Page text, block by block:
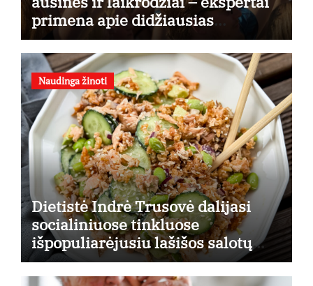
primena apie didžiausias
finansines rizikas
Naudinga žinoti
Dietistė Indrė Trusovė dalijasi
socialiniuose tinkluose
išpopuliarėjusiu lašišos salotų
receptu